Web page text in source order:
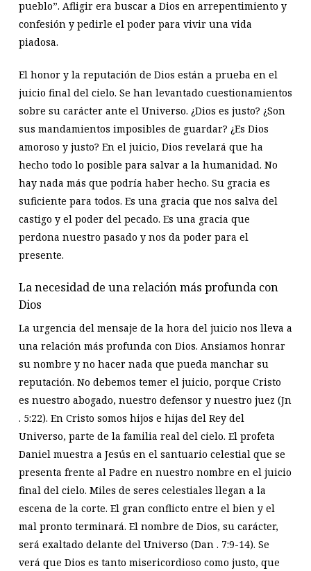
pueblo”. Afligir era buscar a Dios en arrepentimiento y
confesión y pedirle el poder para vivir una vida
piadosa.
El honor y la reputación de Dios están a prueba en el
juicio final del cielo. Se han levantado cuestionamientos
sobre su carácter ante el Universo. ¿Dios es justo? ¿Son
sus mandamientos imposibles de guardar? ¿Es Dios
amoroso y justo? En el juicio, Dios revelará que ha
hecho todo lo posible para salvar a la humanidad. No
hay nada más que podría haber hecho. Su gracia es
suficiente para todos. Es una gracia que nos salva del
castigo y el poder del pecado. Es una gracia que
perdona nuestro pasado y nos da poder para el
presente.
La necesidad de una relación más profunda con
Dios
La urgencia del mensaje de la hora del juicio nos lleva a
una relación más profunda con Dios. Ansiamos honrar
su nombre y no hacer nada que pueda manchar su
reputación. No debemos temer el juicio, porque Cristo
es nuestro abogado, nuestro defensor y nuestro juez (Jn
. 5:22). En Cristo somos hijos e hijas del Rey del
Universo, parte de la familia real del cielo. El profeta
Daniel muestra a Jesús en el santuario celestial que se
presenta frente al Padre en nuestro nombre en el juicio
final del cielo. Miles de seres celestiales llegan a la
escena de la corte. El gran conflicto entre el bien y el
mal pronto terminará. El nombre de Dios, su carácter,
será exaltado delante del Universo (Dan . 7:9-14). Se
verá que Dios es tanto misericordioso como justo, que